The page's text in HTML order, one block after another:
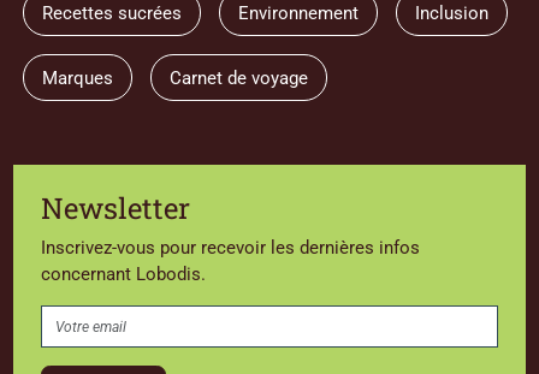
Recettes sucrées Environnement Inclusion
Marques Carnet de voyage
Newsletter
Inscrivez-vous pour recevoir les dernières infos
concernant Lobodis.